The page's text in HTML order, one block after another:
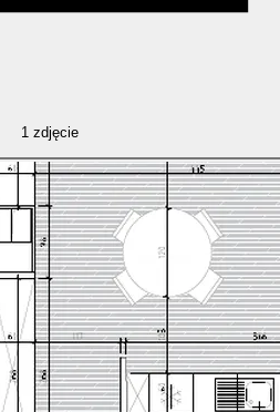
1 zdjęcie